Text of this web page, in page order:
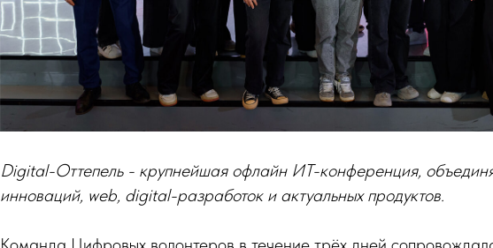
Digital-Оттепель - крупнейшая офлайн ИТ-конференция,
инноваций, web, digital-разработок и актуальных продуктов.